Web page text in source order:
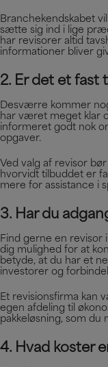
Branchekendskabet
sætte sig ind i lige
har revisorer altid
informationer bliver
2. Er det et fast
Desværre kommer
har været meget klar
informeret godt nok
opgaver.
Ved valg af revisor
hvorvidt tilbuddet er
mere for assistance i
3. Har du
Find gerne en revisor
dig mulighed for at
betyde, at du har et
investorer og
Et revisionsfirma kan
egen afdeling til
pakkeløsning, som du
4. Hvad koster